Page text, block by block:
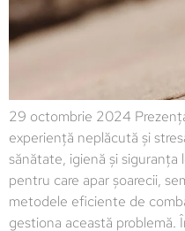
29 octombrie 2024
experiență neplăcută și
sănătate, igienă și
pentru care apar șoarecii,
metodele eficiente de
gestiona această problemă.